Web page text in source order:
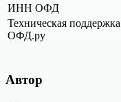
ИНН ОФД
Техническая поддержка
ОФД.ру
Автор